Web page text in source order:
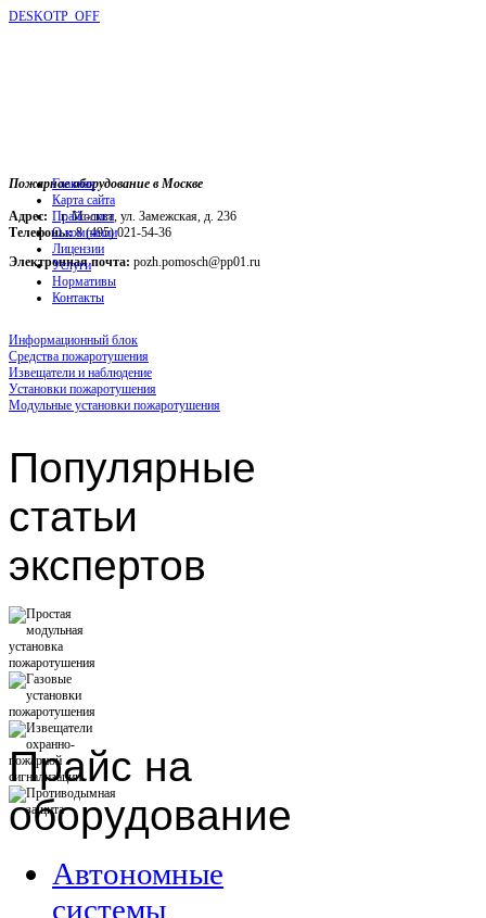
DESKOTP_OFF
Пожарное оборудование в Москве
Адрес: г. Москва, ул. Замежская, д. 236
Телефоны:8 (495) 021-54-36
Электронная почта: pozh.pomosch@pp01.ru
Главная
Карта сайта
Прайс-лист
О компании
Лицензии
Услуги
Нормативы
Контакты
Информационный блок
Средства пожаротушения
Извещатели и наблюдение
Установки пожаротушения
Модульные установки пожаротушения
Популярные
статьи
экспертов
Прайс на
оборудование
Автономные
системы